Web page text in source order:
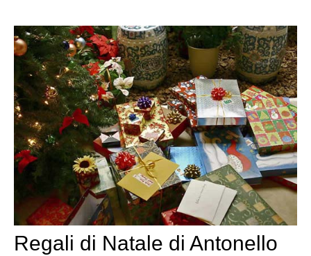
Regali di Natale di Antonello